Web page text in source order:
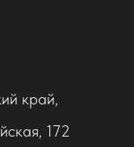
край,
172